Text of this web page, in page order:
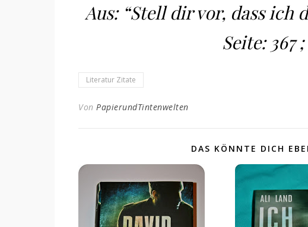
Aus: “Stell dir vor, dass ich
Seite: 367
Literatur Zitate
Von PapierundTintenwelten
DAS KÖNNTE DICH